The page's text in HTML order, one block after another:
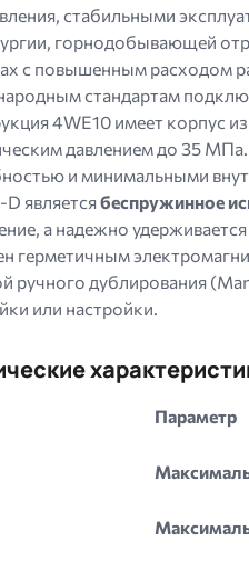
стабильными
горнодобывающей
с повышенным расходом
стандартам
4WE10 имеет корпус
давлением до 35
и минимальными
являетсябеспружинное
а надежно
герметичным
ручного дублирования
или настройки.
Параметр